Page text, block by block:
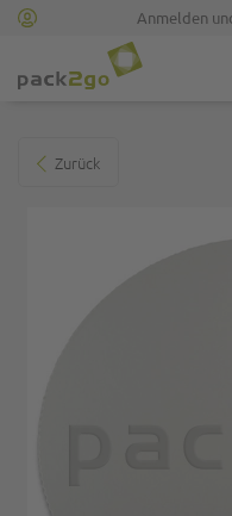
Anmelden
Zurück